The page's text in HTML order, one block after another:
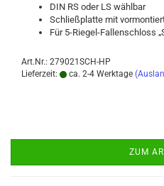
DIN RS oder LS wähl­bar
Schließ­plat­te mit
Für 5-​Riegel-Fallenschloss
Art.Nr.: 279021SCH-HP
Lieferzeit:
ca. 2-4 Werktage
ZUM